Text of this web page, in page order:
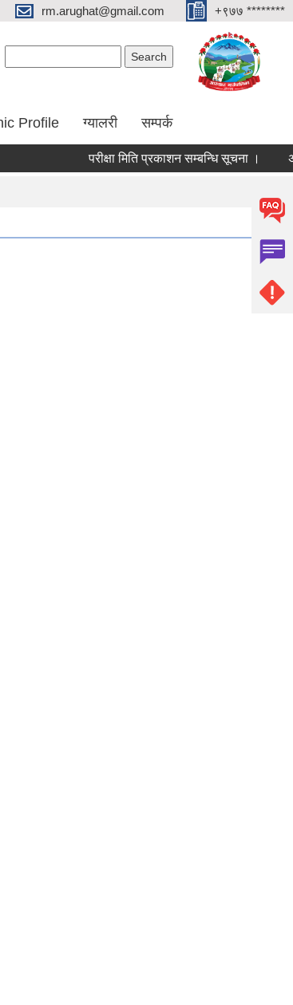
rm.arughat@gmail.com +९७७ ********
Profile ग्यालरी सम्पर्क
परीक्षा मिति प्रकाशन सम्बन्धि सूचना । अन्तिम